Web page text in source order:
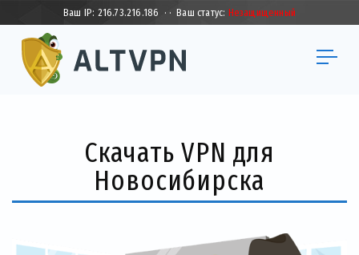
Ваш IP: 216.73.216.186 · · Ваш статус: Незащищенный
Скачать VPN для
Новосибирска